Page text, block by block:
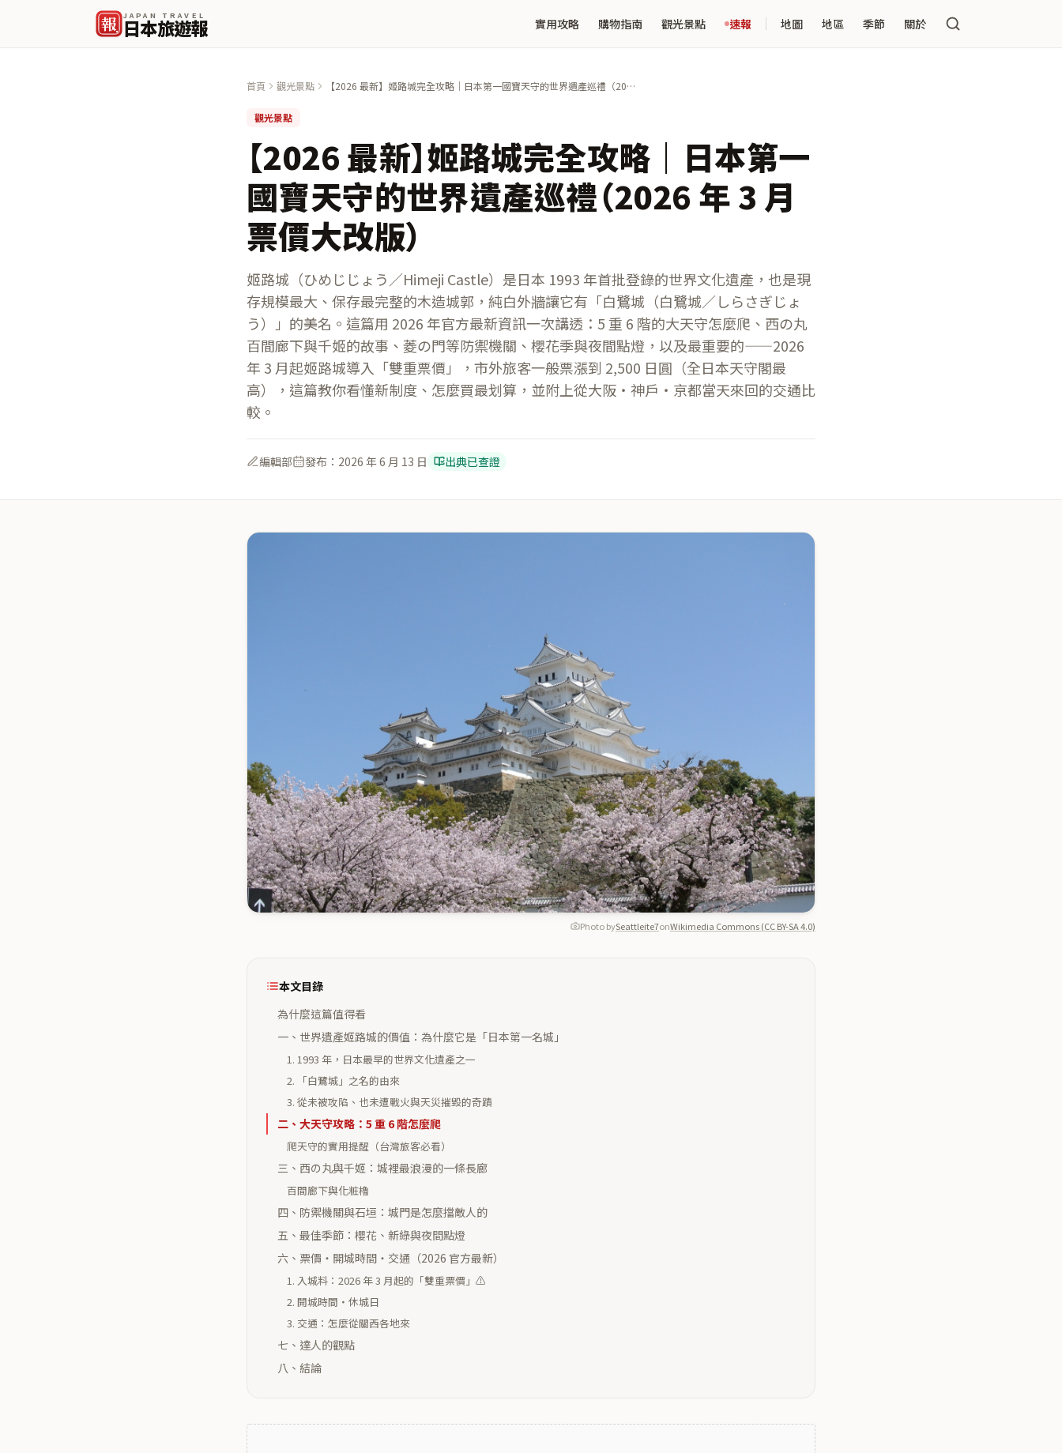
報 JAPAN TRAVEL
日本旅遊報 實用攻略 購物指南 觀光景點 速報 地圖 地區 季節 關於
首頁 觀光景點
【2026 最新】姬路城完全攻略｜日本第一國寶天守的世界遺產巡禮（2026
觀光景點
【2026 最新】姬路城完全攻略｜日本第一
國寶天守的世界遺產巡禮（2026 年 3 月
票價大改版）
姬路城（ひめじじょう／Himeji Castle）是日本 1993 年首批登錄的世界文化遺產，也是現
存規模最大、保存最完整的木造城郭，純白外牆讓它有「白鷺城（白鷺城／しらさぎじょ
う）」的美名。這篇用 2026 年官方最新資訊一次講透：5 重 6 階的大天守怎麼爬、西の丸
百間廊下與千姬的故事、菱の門等防禦機關、櫻花季與夜間點燈，以及最重要的——2026
年 3 月起姬路城導入「雙重票價」，市外旅客一般票漲到 2,500 日圓（全日本天守閣最
高），這篇教你看懂新制度、怎麼買最划算，並附上從大阪・神戶・京都當天來回的交通比
較。
編輯部 發布： 2026 年 6 月 13 日 出典已查證
Photo bySeattleite7onWikimedia Commons (CC BY-SA 4.0)
本文目錄
為什麼這篇值得看
一、世界遺產姬路城的價值：為什麼它是「日本第一名城」
1. 1993 年，日本最早的世界文化遺產之一
2. 「白鷺城」之名的由來
3. 從未被攻陷、也未遭戰火與天災摧毀的奇蹟
二、大天守攻略：5 重 6 階怎麼爬
爬天守的實用提醒（台灣旅客必看）
三、西の丸與千姬：城裡最浪漫的一條長廊
百間廊下與化粧櫓
四、防禦機關與石垣：城門是怎麼擋敵人的
五、最佳季節：櫻花、新綠與夜間點燈
六、票價・開城時間・交通（2026 官方最新）
1. 入城料：2026 年 3 月起的「雙重票價」⚠️
2. 開城時間・休城日
3. 交通：怎麼從關西各地來
七、達人的觀點
八、結論